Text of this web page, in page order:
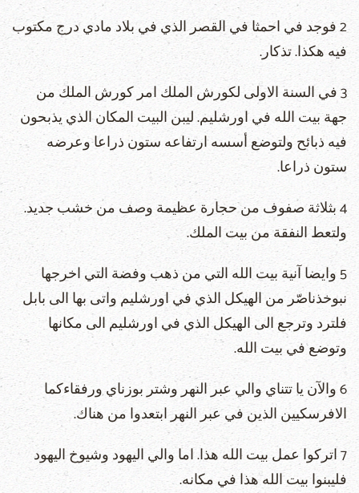
2 فوجد في احمثا في القصر الذي في بلاد مادي درج مكتوب
فيه هكذا. تذكار.
3 في السنة الاولى لكورش الملك امر كورش الملك من
جهة بيت الله في اورشليم. ليبن البيت المكان الذي يذبحون
فيه ذبائح ولتوضع أسسه ارتفاعه ستون ذراعا وعرضه
ستون ذراعا.
4 بثلاثة صفوف من حجارة عظيمة وصف من خشب جديد.
ولتعط النفقة من بيت الملك.
5 وايضا آنية بيت الله التي من ذهب وفضة التي اخرجها
نبوخذناصّر من الهيكل الذي في اورشليم واتى بها الى بابل
فلترد وترجع الى الهيكل الذي في اورشليم الى مكانها
وتوضع في بيت الله.
6 والآن يا تتناي والي عبر النهر وشتر بوزناي ورفقاءكما
الافرسكيين الذين في عبر النهر ابتعدوا من هناك.
7 اتركوا عمل بيت الله هذا. اما والي اليهود وشيوخ اليهود
فليبنوا بيت الله هذا في مكانه.